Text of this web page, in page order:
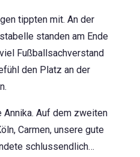
tippten mit. An der
standen am Ende
Fußballsachverstand
den Platz an der
Auf dem zweiten
Carmen, unsere gute
schlussendlich…